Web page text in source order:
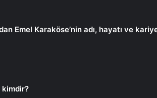
Emel Karaköse’nin adı, hayatı ve
kimdir?